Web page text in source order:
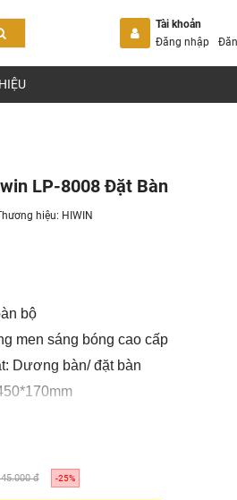
Tài khoản
Đăng nhập
LP-8008 Đặt Bàn
hiệu: HIWIN
bộ
men sáng bóng cao cấp
Dương bàn/ đặt bàn
tròn
rửa mặt
đ -25%